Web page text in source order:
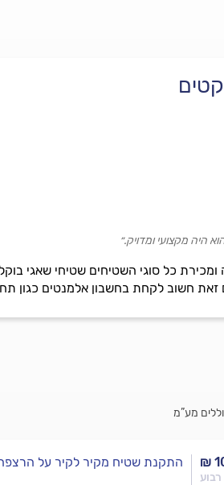
כל סוגי השטיחים שטיחי שאגי
חשוב לקחת בחשבון אלמנטים כגון
היה מקצועי ומדויק.״
מע”מ
₪ התקנת שטיח מקיר לקיר על